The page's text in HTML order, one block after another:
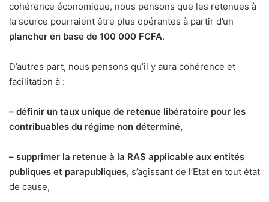
cohérence économique, nous pensons que les retenues à
la source pourraient être plus opérantes à partir d’un
plancher en base de 100 000 FCFA.
D’autres part, nous pensons qu’il y aura cohérence et
facilitation à :
– définir un taux unique de retenue libératoire pour les
contribuables du régime non déterminé,
– supprimer la retenue à la RAS applicable aux entités
publiques et parapubliques, s’agissant de l’Etat en tout état
de cause,